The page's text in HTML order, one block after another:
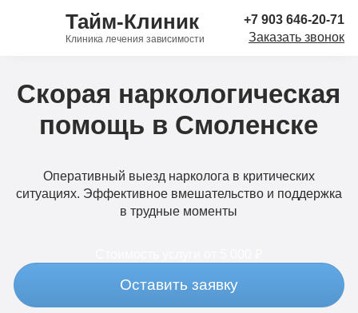
Тайм-Клиник
Клиника лечения зависимости
+7 903 646-20-71
Заказать звонок
Скорая наркологическая
помощь в Смоленске
Оперативный выезд нарколога в критических
ситуациях. Эффективное вмешательство и поддержка
в трудные моменты
Оставить заявку